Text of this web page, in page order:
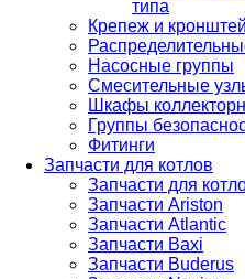
типа
Крепеж и
Насосные группы
Смесительные
Шкафы
Группы
Фитинги
Запчасти для котлов
Запчасти для
Запчасти Ariston
Запчасти Atlantic
Запчасти Baxi
Запчасти Buderus